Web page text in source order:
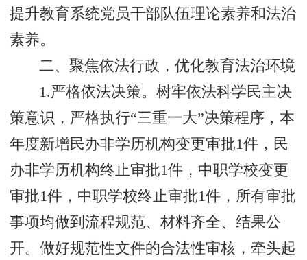
提升教育系统党员干部队伍理论素养和法治
素养。
‌二、聚焦依法行政，优化教育法治环境‌
1.严格依法决策。树牢依法科学民主决
策意识，严格执行“三重一大”决策程序，本
年度新增民办非学历机构变更审批1件，民
办非学历机构终止审批1件，中职学校变更
审批1件，中职学校终止审批1件，所有审批
事项均做到流程规范、材料齐全、结果公
开。做好规范性文件的合法性审核，牵头起